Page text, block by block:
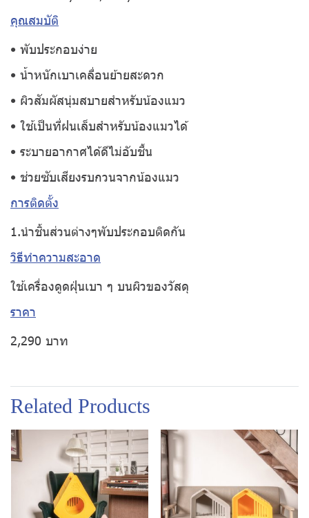
คุณสมบัติ
• พับประกอบง่าย
• น้ำหนักเบาเคลื่อนย้ายสะดวก
• ผิวสัมผัสนุ่มสบายสำหรับน้องแมว
• ใช้เป็นที่ฝนเล็บสำหรับน้องแมวได้
• ระบายอากาศได้ดีไม่อับชื้น
• ช่วยซับเสียงรบกวนจากน้องแมว
การติดตั้ง
1.นำชิ้นส่วนต่างๆพับประกอบติดกัน
วิธีทำความสะอาด
ใช้เครื่องดูดฝุ่นเบา ๆ บนผิวของวัสดุ
ราคา
2,290 บาท
Related Products